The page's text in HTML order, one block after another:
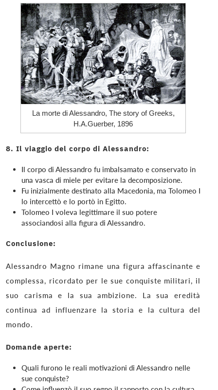
La morte di Alessandro, The story of Greeks,
H.A.Guerber, 1896
8. Il viaggio del corpo di Alessandro:
Il corpo di Alessandro fu imbalsamato e conservato in
una vasca di miele per evitare la decomposizione.
Fu inizialmente destinato alla Macedonia, ma Tolomeo I
lo intercettò e lo portò in Egitto.
Tolomeo I voleva legittimare il suo potere
associandosi alla figura di Alessandro.
Conclusione:
Alessandro Magno rimane una figura affascinante e
complessa, ricordato per le sue conquiste militari, il
suo carisma e la sua ambizione. La sua eredità
continua ad influenzare la storia e la cultura del
mondo.
Domande aperte:
Quali furono le reali motivazioni di Alessandro nelle
sue conquiste?